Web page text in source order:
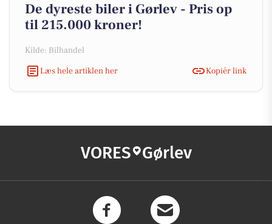
De dyreste biler i Gørlev - Pris op
til 215.000 kroner!
Kilde: Bilhandel
Læs hele artiklen her
Kopiér link
VORES Gørlev